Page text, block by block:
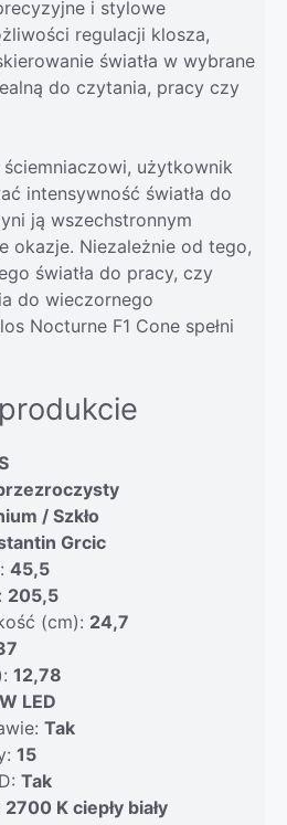
i stylowe
regulacji klosza,
światła w wybrane
do czytania, pracy czy
użytkownik
intensywność światła do
ją wszechstronnym
okazje. Niezależnie od tego,
światła do pracy, czy
do wieczornego
Nocturne F1 Cone spełni
/ Szkło
Grcic
45,5
205,5
(cm): 24,7
12,78
LED
Tak
15
Tak
2700 K ciepły biały